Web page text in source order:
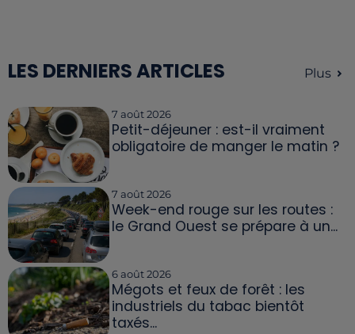
LES DERNIERS ARTICLES Plus
7 août 2026
Petit-déjeuner : est-il vraiment
obligatoire de manger le matin ?
7 août 2026
Week-end rouge sur les routes :
le Grand Ouest se prépare à un...
6 août 2026
Mégots et feux de forêt : les
industriels du tabac bientôt
taxés...